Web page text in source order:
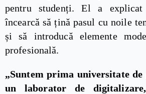
pentru studenți. El a explicat
încearcă să țină pasul cu noile
și să introducă elemente
profesională.
„Suntem prima universitate
un laborator de